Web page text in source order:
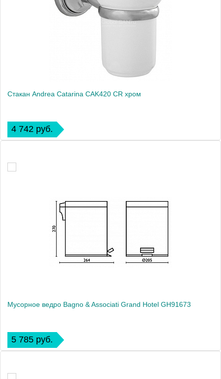
Стакан Andrea Catarina CAK420 CR хром
4 742 руб.
Мусорное ведро Bagno & Associati Grand Hotel GH91673
5 785 руб.